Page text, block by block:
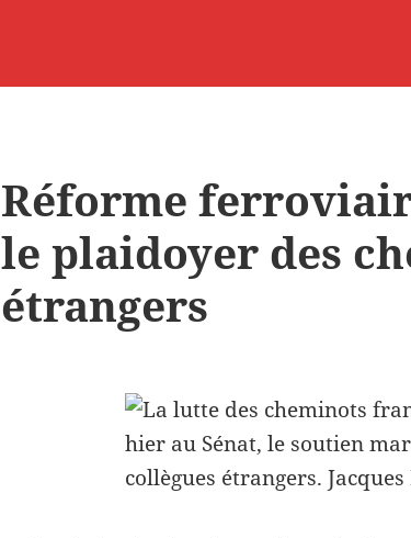
Réforme
le plaidoyer des
étrangers